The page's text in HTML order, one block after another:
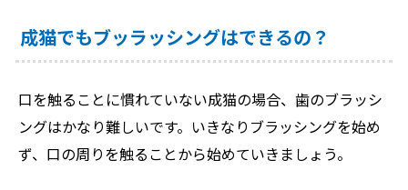
成猫でもブッラッシングはできるの？
口を触ることに慣れていない成猫の場合、歯のブラッシ
ングはかなり難しいです。いきなりブラッシングを始め
ず、口の周りを触ることから始めていきましょう。